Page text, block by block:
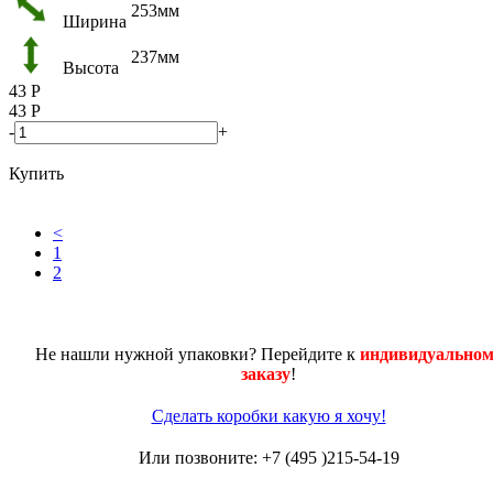
Ширина
253мм
Высота
237мм
43 Р
43 Р
-
+
Купить
<
1
2
Не нашли нужной упаковки? Перейдите к
заказу!
Сделать коробки какую я хочу!
Или позвоните: +7 (495 )215-54-19